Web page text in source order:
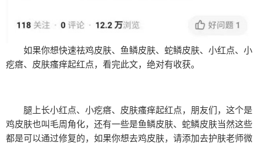
如果你想快速祛鸡皮肤、鱼鳞皮肤、蛇鳞皮肤、小红点、小
疙瘩、皮肤瘙痒起红点，看完此文，绝对有收获。
腿上长小红点、小疙瘩、皮肤瘙痒起红点，朋友们，这个是
鸡皮肤也叫毛周角化，还有一些是鱼鳞皮肤、蛇鳞皮肤当然这些
都是可以通过修复的，如果你想去鸡皮肤，请添加去护肤老师微